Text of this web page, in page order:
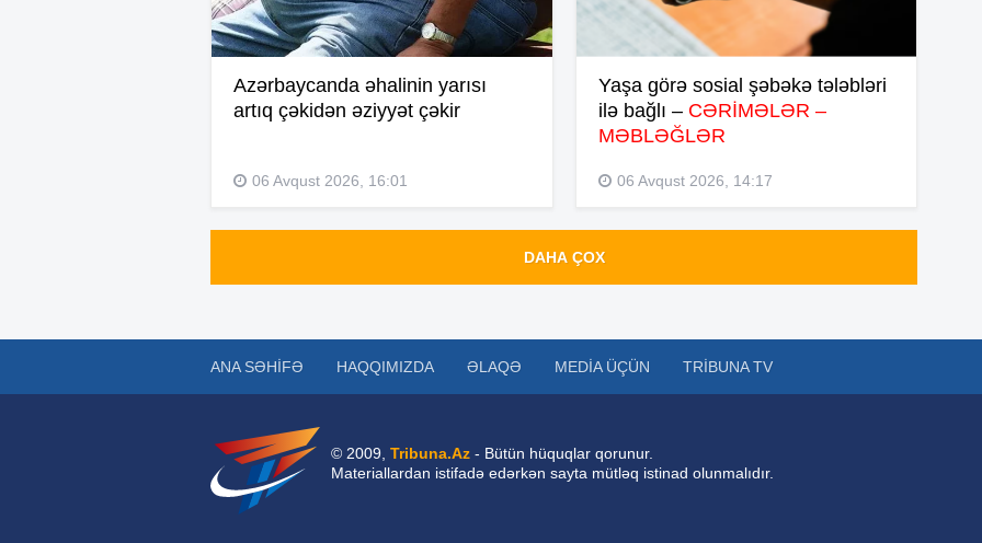
Azərbaycanda əhalinin yarısı
artıq çəkidən əziyyət çəkir
06 Avqust 2026, 16:01
Yaşa görə sosial şəbəkə tələbləri
ilə bağlı – CƏRİMƏLƏR –
MƏBLƏĞLƏR
06 Avqust 2026, 14:17
DAHA ÇOX
ANA SƏHIFƏ HAQQIMIZDA ƏLAQƏ MEDIA ÜÇÜN TRIBUNA TV
© 2009, Tribuna.Az - Bütün hüquqlar qorunur.
Materiallardan istifadə edərkən sayta mütləq istinad olunmalıdır.